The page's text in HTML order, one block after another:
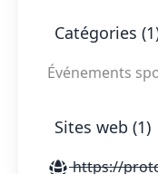
Catégories
Événements
Sites web (1)
https://